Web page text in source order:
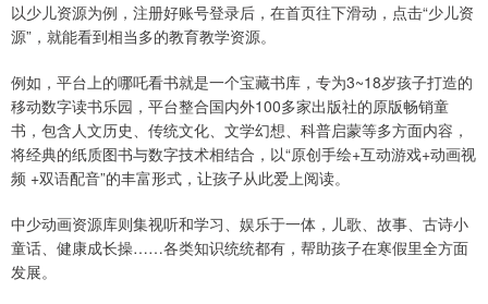
以少儿资源为例，注册好账号登录后，在首页往下滑动，点击“少儿资
源”，就能看到相当多的教育教学资源。
例如，平台上的哪吒看书就是一个宝藏书库，专为3~18岁孩子打造的
移动数字读书乐园，平台整合国内外100多家出版社的原版畅销童
书，包含人文历史、传统文化、文学幻想、科普启蒙等多方面内容，
将经典的纸质图书与数字技术相结合，以“原创手绘+互动游戏+动画视
频 +双语配音”的丰富形式，让孩子从此爱上阅读。
中少动画资源库则集视听和学习、娱乐于一体，儿歌、故事、古诗小
童话、健康成长操……各类知识统统都有，帮助孩子在寒假里全方面
发展。